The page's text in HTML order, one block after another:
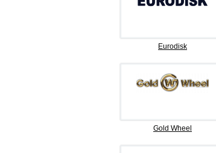
Eurodisk
Gold Wheel